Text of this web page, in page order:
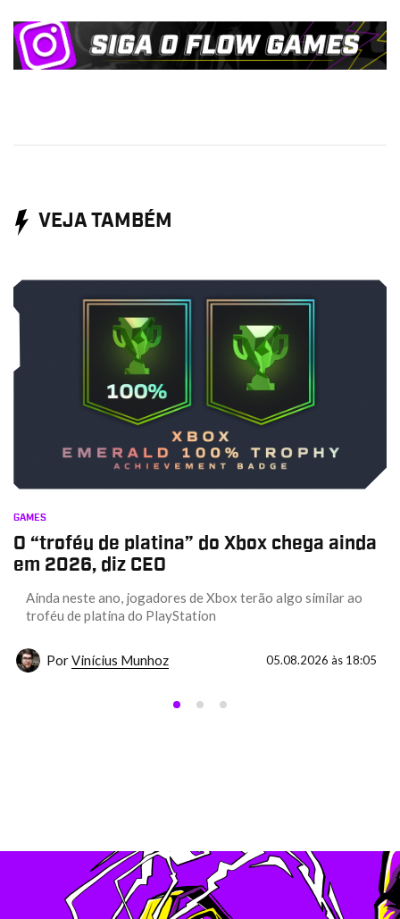
VEJA TAMBÉM
GAMES
O “troféu de platina” do Xbox chega ainda
em 2026, diz CEO
Ainda neste ano, jogadores de Xbox terão algo similar ao
troféu de platina do PlayStation
PorVinícius Munhoz 05.08.2026 às 18:05